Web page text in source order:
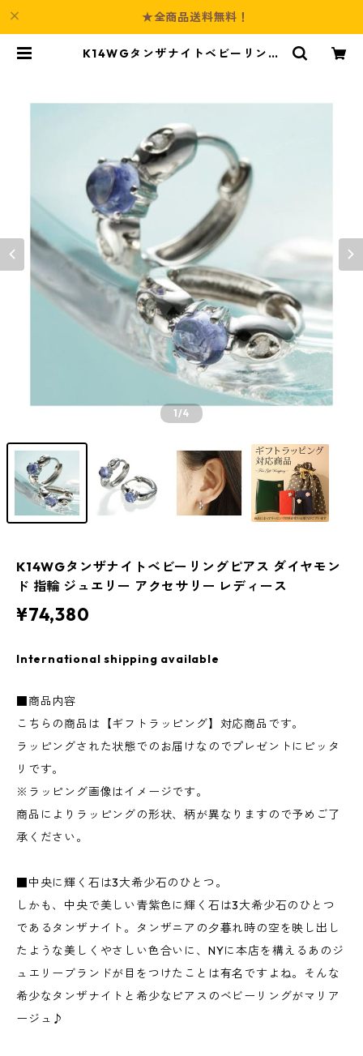
★全商品送料無料！
K14WGタンザナイトベビーリング
1/4
K14WGタンザナイトベビーリングピアス ダイヤモン
ド 指輪 ジュエリー アクセサリー レディース
¥74,380
International shipping available
■商品内容
こちらの商品は【ギフトラッピング】対応商品です。
ラッピングされた状態でのお届けなのでプレゼントにピッタ
リです。
※ラッピング画像はイメージです。
商品によりラッピングの形状、柄が異なりますので予めご了
承ください。
■中央に輝く石は3大希少石のひとつ。
しかも、中央で美しい青紫色に輝く石は3大希少石のひとつ
であるタンザナイト。タンザニアの夕暮れ時の空を映し出し
たような美しくやさしい色合いに、NYに本店を構えるあのジ
ュエリーブランドが目をつけたことは有名ですよね。そんな
希少なタンザナイトと希少なピアスのベビーリングがマリア
ージュ♪